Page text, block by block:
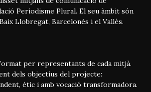
Periodisme Plural. El seu àmbit són
Llobregat, Barcelonès i el Vallès.
per representants de cada mitjà.
dels objectius del projecte:
ètic i amb vocació transformadora.